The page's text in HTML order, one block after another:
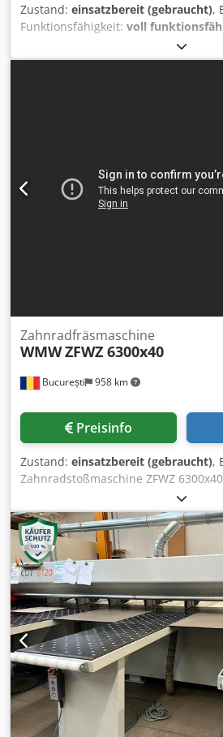
Zustand: einsatzbereit (gebraucht),
Funktionsfähigkeit: voll
Maschinen-/Fahrzeugnummer:
kN, Schneckendurchmesser:90 mm
,
Nennleistung Pumpenmotor: 55 kW
Abmessungen & Gewicht
× H): 8.300 × 2.500 × 2.330 mm
București 958 km
Zahnradfräsmaschine
WMWZFWZ 6300x40
Preisinfo
Zustand: einsatzbereit (gebraucht),
Zahnradstoßmaschine ZFWZ
MODUL Modell: ZFWZ 6300x40/1
Werkstückdurchmesser: 7.100 mm
Max. Modul: 45 Tischdurchmesser:
Breite: 400x500 mm Cedpfsxln Iwjx
Schrägungswinkel: 45°
Fräserdrehzahlen: 9–63 U/min
kW Maschinengewicht: 160 t
Wälzfräskopf, tangentialer Fräskopf,
Innenbearbeitungskopf,
verfügbar.